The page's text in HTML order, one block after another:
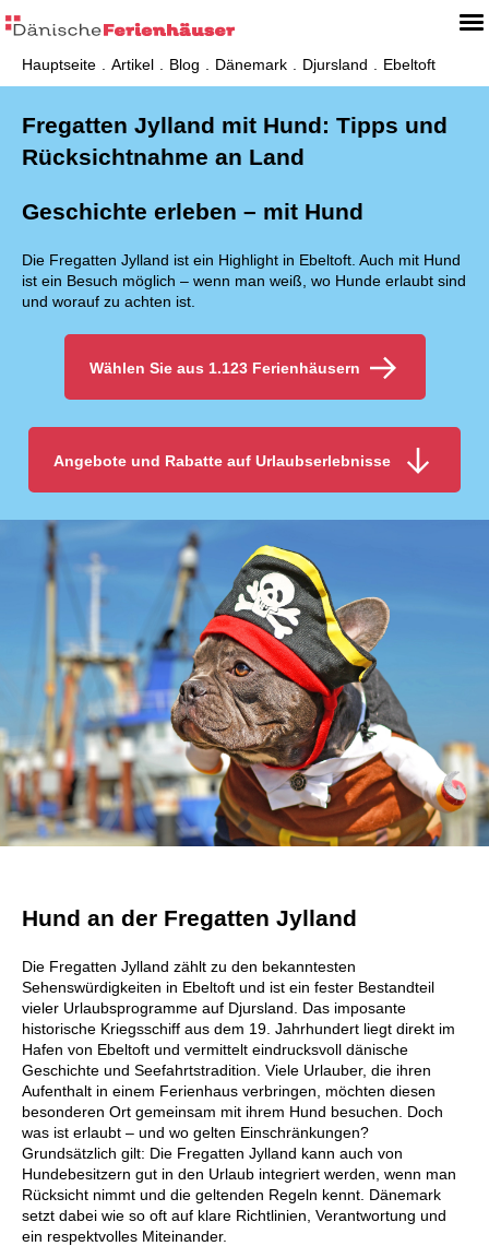
Hauptseite Artikel Blog Dänemark Djursland Ebeltoft
Fregatten Jylland mit Hund: Tipps und
Rücksichtnahme an Land
Geschichte erleben – mit Hund
Die Fregatten Jylland ist ein Highlight in Ebeltoft. Auch mit Hund
ist ein Besuch möglich – wenn man weiß, wo Hunde erlaubt sind
und worauf zu achten ist.
Wählen Sie aus 1.123 Ferienhäusern
Angebote und Rabatte auf Urlaubserlebnisse
Hund an der Fregatten Jylland
Die Fregatten Jylland zählt zu den bekanntesten
Sehenswürdigkeiten in Ebeltoft und ist ein fester Bestandteil
vieler Urlaubsprogramme auf Djursland. Das imposante
historische Kriegsschiff aus dem 19. Jahrhundert liegt direkt im
Hafen von Ebeltoft und vermittelt eindrucksvoll dänische
Geschichte und Seefahrtstradition. Viele Urlauber, die ihren
Aufenthalt in einem Ferienhaus verbringen, möchten diesen
besonderen Ort gemeinsam mit ihrem Hund besuchen. Doch
was ist erlaubt – und wo gelten Einschränkungen?
Grundsätzlich gilt: Die Fregatten Jylland kann auch von
Hundebesitzern gut in den Urlaub integriert werden, wenn man
Rücksicht nimmt und die geltenden Regeln kennt. Dänemark
setzt dabei wie so oft auf klare Richtlinien, Verantwortung und
ein respektvolles Miteinander.